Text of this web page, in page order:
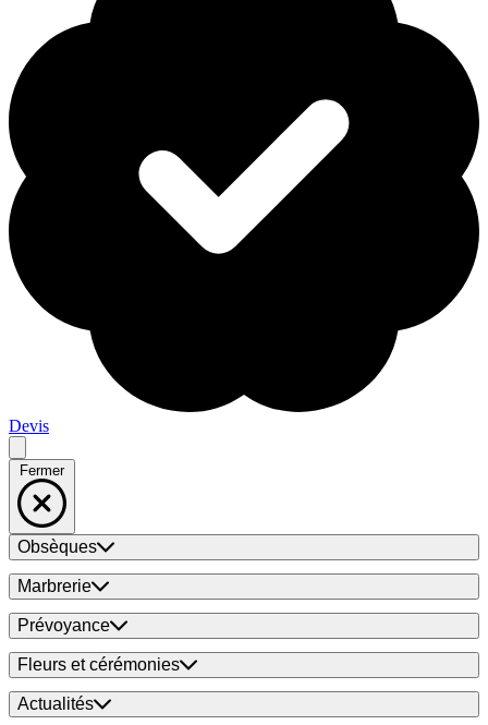
Devis
Fermer
Obsèques
Marbrerie
Prévoyance
Fleurs et cérémonies
Actualités